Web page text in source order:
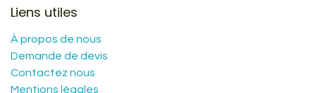
Liens utiles
À propos de nous
Demande de devis
Contactez nous
Mentions légales